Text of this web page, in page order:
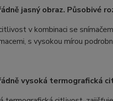
jasný obraz. Působivé
v kombinaci se
s vysokou mírou
vysoká termografická